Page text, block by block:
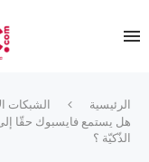
الرئيسية
الشبكات
هل يستمع فايسبوك حقّا
الذّكيّة ؟